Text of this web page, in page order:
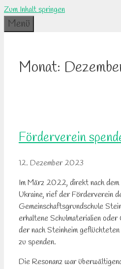
Zum Inhalt springen
Menü
Monat:
Förderverein
12. Dezember 2023
Im März 2022, direkt nach
Ukraine, rief der Förderverein
Gemeinschaftsgrundschule
erhaltene Schulmaterialien
der nach Steinheim
zu spenden.
Die Resonanz war